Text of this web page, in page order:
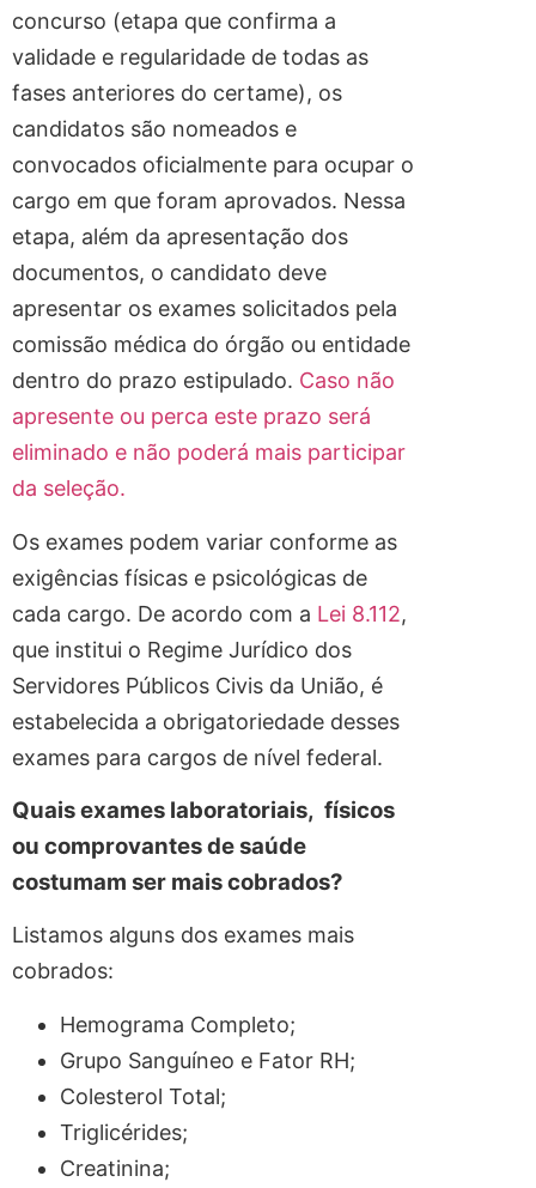
concurso (etapa que confirma a
validade e regularidade de todas as
fases anteriores do certame), os
candidatos são nomeados e
convocados oficialmente para ocupar o
cargo em que foram aprovados. Nessa
etapa, além da apresentação dos
documentos, o candidato deve
apresentar os exames solicitados pela
comissão médica do órgão ou entidade
dentro do prazo estipulado. Caso não
apresente ou perca este prazo será
eliminado e não poderá mais participar
da seleção.
Os exames podem variar conforme as
exigências físicas e psicológicas de
cada cargo. De acordo com a Lei 8.112,
que institui o Regime Jurídico dos
Servidores Públicos Civis da União, é
estabelecida a obrigatoriedade desses
exames para cargos de nível federal.
Quais exames laboratoriais, físicos
ou comprovantes de saúde
costumam ser mais cobrados?
Listamos alguns dos exames mais
cobrados:
Hemograma Completo;
Grupo Sanguíneo e Fator RH;
Colesterol Total;
Triglicérides;
Creatinina;